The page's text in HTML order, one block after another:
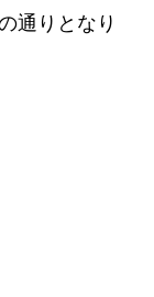
通りとなり